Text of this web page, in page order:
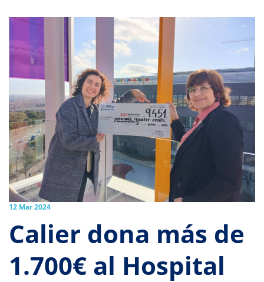
navegación
12 Mar 2024
Calier dona más de
1.700€ al Hospital